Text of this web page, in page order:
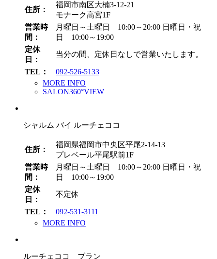
住所：
福岡市南区大楠3-12-21
モナーク高宮1F
営業時
間：
月曜日～土曜日 10:00～20:00 日曜日・祝
日 10:00～19:00
定休
日：
当分の間、定休日なしで営業いたします。
TEL：
092-526-5133
MORE INFO
SALON360°VIEW
シャルム バイ ルーチェココ
住所：
福岡県福岡市中央区平尾2-14-13
プレベール平尾駅前1F
営業時
間：
月曜日～土曜日 10:00～20:00 日曜日・祝
日 10:00～19:00
定休
日：
不定休
TEL：
092-531-3111
MORE INFO
ルーチェココ ブラン